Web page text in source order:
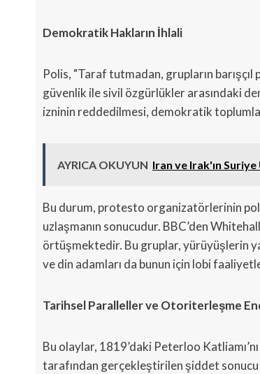
Demokratik Hakların İhlali
Polis, "Taraf tutmadan, grupların
güvenlik ile sivil özgürlükler arasındaki
izninin reddedilmesi, demokratik
AYRICA OKUYUN Iran ve Irak'ın
Bu durum, protesto organizatörlerinin
uzlaşmanın sonucudur. BBC’den
örtüşmektedir. Bu gruplar, yürüyüşlerin
ve din adamları da bunun için lobi
Tarihsel Paralleller ve Otoriterleşme
Bu olaylar, 1819’daki Peterloo
tarafından gerçekleştirilen şiddet